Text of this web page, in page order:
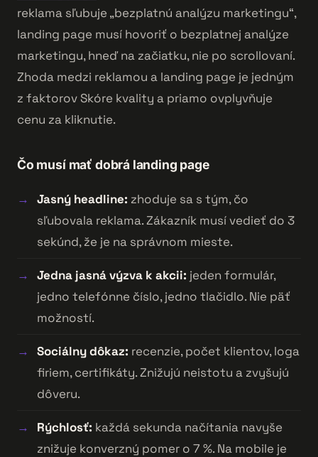
reklama sľubuje „bezplatnú analýzu marketingu“,
landing page musí hovoriť o bezplatnej analýze
marketingu, hneď na začiatku, nie po scrollovaní.
Zhoda medzi reklamou a landing page je jedným
z faktorov Skóre kvality a priamo ovplyvňuje
cenu za kliknutie.
Čo musí mať dobrá landing page
Jasný headline: zhoduje sa s tým, čo
sľubovala reklama. Zákazník musí vedieť do 3
sekúnd, že je na správnom mieste.
Jedna jasná výzva k akcii: jeden formulár,
jedno telefónne číslo, jedno tlačidlo. Nie päť
možností.
Sociálny dôkaz: recenzie, počet klientov, loga
firiem, certifikáty. Znižujú neistotu a zvyšujú
dôveru.
Rýchlosť: každá sekunda načítania navyše
znižuje konverzný pomer o 7 %. Na mobile je